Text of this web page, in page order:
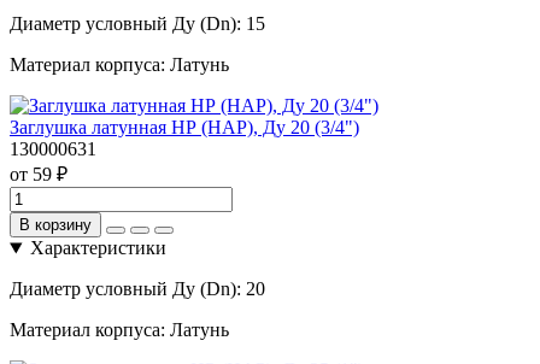
Диаметр условный Ду (Dn): 15
Материал корпуса: Латунь
Заглушка латунная НР (НАР), Ду 20 (3/4")
130000631
от 59 ₽
В корзину
Характеристики
Диаметр условный Ду (Dn): 20
Материал корпуса: Латунь